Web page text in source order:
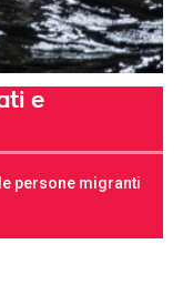
e
persone migranti